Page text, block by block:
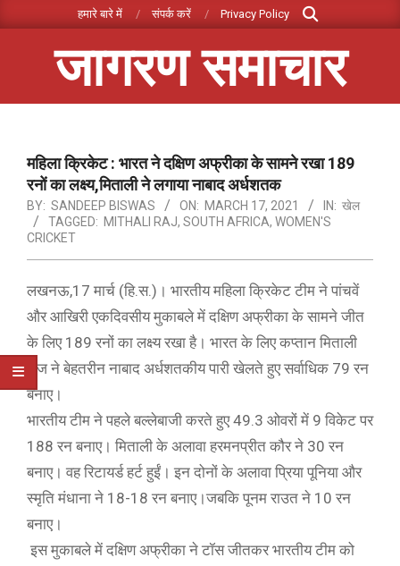
to
हमारे बारे में संपर्क करें Privacy Policy
Search
जागरण समाचार
Menuमहिला क्रिकेट : भारत ने दक्षिण अफ्रीका के सामने रखा 189
रनों का लक्ष्य,मिताली ने लगाया नाबाद अर्धशतक
BY: SANDEEP BISWAS ON: MARCH 17, 2021 IN: खेल
TAGGED: MITHALI RAJ, SOUTH AFRICA, WOMEN'S
CRICKET
लखनऊ,17 मार्च (हि.स.)। भारतीय महिला क्रिकेट टीम ने पांचवें
और आखिरी एकदिवसीय मुकाबले में दक्षिण अफ्रीका के सामने जीत
के लिए 189 रनों का लक्ष्य रखा है। भारत के लिए कप्तान मिताली
राज ने बेहतरीन नाबाद अर्धशतकीय पारी खेलते हुए सर्वाधिक 79 रन
बनाए।
भारतीय टीम ने पहले बल्लेबाजी करते हुए 49.3 ओवरों में 9 विकेट पर
188 रन बनाए। मिताली के अलावा हरमनप्रीत कौर ने 30 रन
बनाए। वह रिटायर्ड हर्ट हुईं। इन दोनों के अलावा प्रिया पूनिया और
स्मृति मंधाना ने 18-18 रन बनाए।जबकि पूनम राउत ने 10 रन
बनाए।
इस मुकाबले में दक्षिण अफ्रीका ने टॉस जीतकर भारतीय टीम को